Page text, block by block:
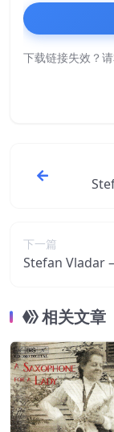
下载链接失效？
下一篇
Stefan Vladar
相关文章